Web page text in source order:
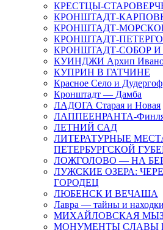
КРЕСТЦЫ-
КРОНШТАДТ-
КРОНШТАДТ-
КРОНШТАДТ-
КРОНШТАДТ-СОБОР
КУИНДЖИ Архип
КУПРИН В ГАТЧИНЕ
Красное Село и Дудергоф
Кронштадт — Дамба
ЛАДОГА Старая и Новая
ЛАППЕЕНРАНТА-
ЛЕТНИЙ САД
ЛИТЕРАТУРНЫЕ
ПЕТЕРБУРГСКОЙ
ЛОЖГОЛОВО — НА
ЛУЖСКИЕ ОЗЕРА:
ГОРОДЕЦ
ЛЮБЕНСК И ВЕЧАША
Лавра — тайны и
МИХАЙЛОВСКАЯ
МОНУМЕНТЫ СЛАВЫ